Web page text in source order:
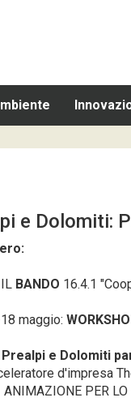
e Dolomiti:
BANDO 16.4.1
maggio:
Prealpi e Dolomiti
d'impresa
ANIMAZIONE PER